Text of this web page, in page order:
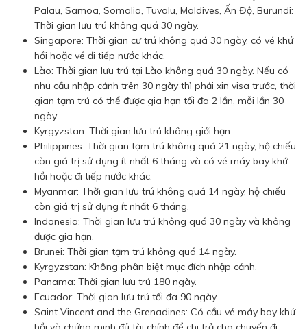
Palau, Samoa, Somalia, Tuvalu, Maldives, Ấn Độ, Burundi:
Thời gian lưu trú không quá 30 ngày.
Singapore: Thời gian cư trú không quá 30 ngày, có vé khứ
hồi hoặc vé đi tiếp nước khác.
Lào: Thời gian lưu trú tại Lào không quá 30 ngày. Nếu có
nhu cầu nhập cảnh trên 30 ngày thì phải xin visa trước, thời
gian tạm trú có thể được gia hạn tối đa 2 lần, mỗi lần 30
ngày.
Kyrgyzstan: Thời gian lưu trú không giới hạn.
Philippines: Thời gian tạm trú không quá 21 ngày, hộ chiếu
còn giá trị sử dụng ít nhất 6 tháng và có vé máy bay khứ
hồi hoặc đi tiếp nước khác.
Myanmar: Thời gian lưu trú không quá 14 ngày, hộ chiếu
còn giá trị sử dụng ít nhất 6 tháng.
Indonesia: Thời gian lưu trú không quá 30 ngày và không
được gia hạn.
Brunei: Thời gian tạm trú không quá 14 ngày.
Kyrgyzstan: Không phân biệt mục đích nhập cảnh.
Panama: Thời gian lưu trú 180 ngày.
Ecuador: Thời gian lưu trú tối đa 90 ngày.
Saint Vincent and the Grenadines: Có cầu vé máy bay khứ